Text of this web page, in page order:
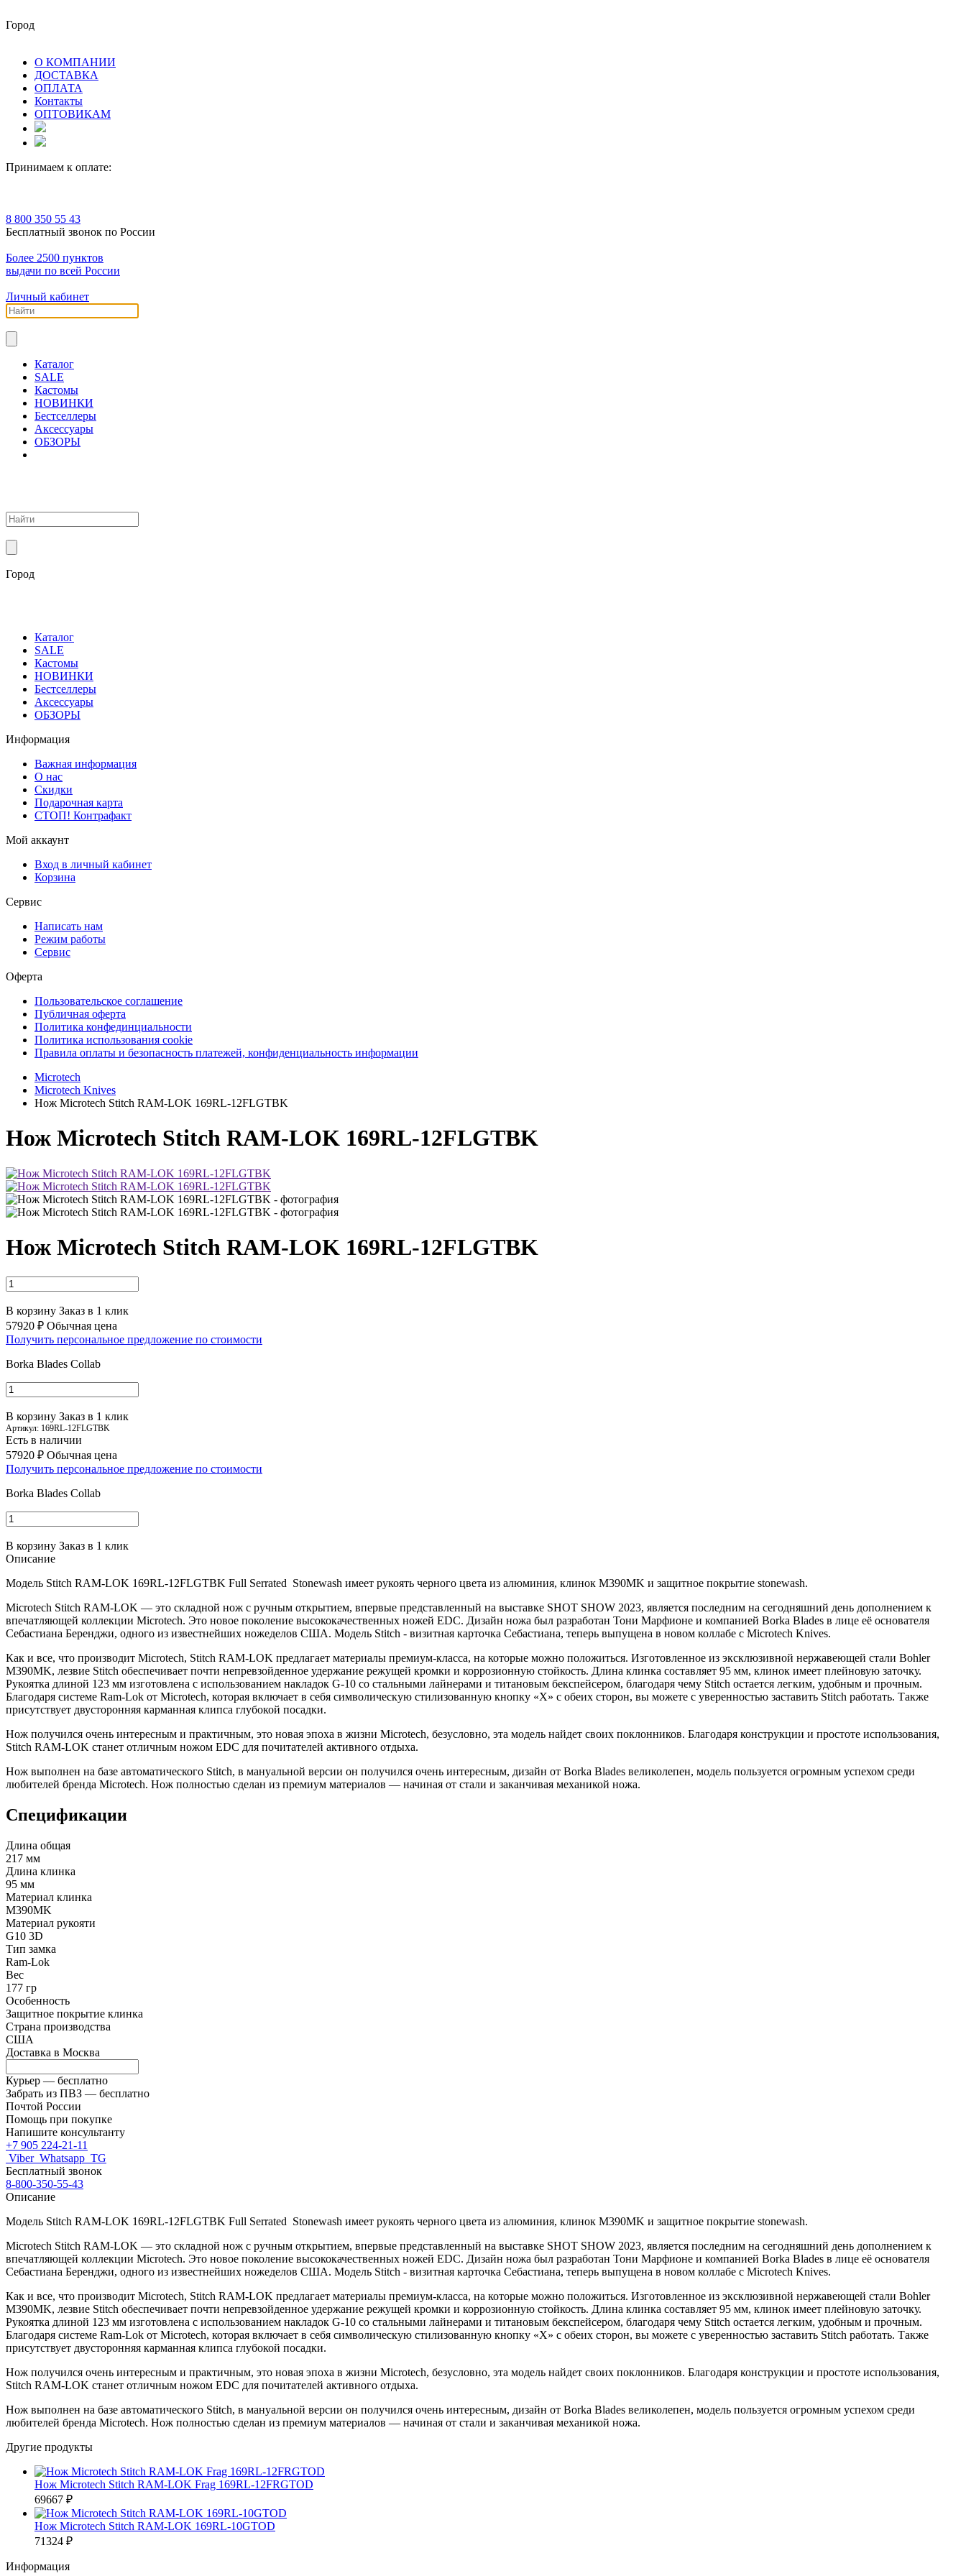
Город
О КОМПАНИИ
ДОСТАВКА
ОПЛАТА
Контакты
ОПТОВИКАМ
Принимаем к оплате:
8 800 350 55 43
Бесплатный звонок по России
Более 2500 пунктов
выдачи по всей России
Личный кабинет
Каталог
SALE
Кастомы
НОВИНКИ
Бестселлеры
Аксессуары
ОБЗОРЫ
Город
Каталог
SALE
Кастомы
НОВИНКИ
Бестселлеры
Аксессуары
ОБЗОРЫ
Информация
Важная информация
О нас
Скидки
Подарочная карта
СТОП! Контрафакт
Мой аккаунт
Вход в личный кабинет
Корзина
Сервис
Написать нам
Режим работы
Сервис
Оферта
Пользовательское соглашение
Публичная оферта
Политика конфединциальности
Политика использования cookie
Правила оплаты и безопасность платежей, конфиденциальность информации
Microtech
Microtech Knives
Нож Microtech Stitch RAM-LOK 169RL-12FLGTBK
Нож Microtech Stitch RAM-LOK 169RL-12FLGTBK
Нож Microtech Stitch RAM-LOK 169RL-12FLGTBK
В корзину Заказ в 1 клик
57920 ₽ Обычная цена
Получить персональное предложение по стоимости
Borka Blades Collab
В корзину Заказ в 1 клик
Артикул: 169RL-12FLGTBK
Есть в наличии
57920 ₽ Обычная цена
Получить персональное предложение по стоимости
Borka Blades Collab
В корзину Заказ в 1 клик
Описание
Модель Stitch RAM-LOK 169RL-12FLGTBK Full Serrated Stonewash имеет рукоять черного цвета из алюминия, клинок M390MK и защитное покрытие stonewash.
Microtech Stitch RAM-LOK — это складной нож с ручным открытием, впервые представленный на выставке SHOT SHOW 2023, является последним на сегодняшний день дополнением к
впечатляющей коллекции Microtech. Это новое поколение высококачественных ножей EDC. Дизайн ножа был разработан Тони Марфионе и компанией Borka Blades в лице её основателя
Себастиана Беренджи, одного из известнейших ножеделов США. Модель Stitch - визитная карточка Себастиана, теперь выпущена в новом коллабе с Microtech Knives.
Как и все, что производит Microtech, Stitch RAM-LOK предлагает материалы премиум-класса, на которые можно положиться. Изготовленное из эксклюзивной нержавеющей стали Bohler
M390MK, лезвие Stitch обеспечивает почти непревзойденное удержание режущей кромки и коррозионную стойкость. Длина клинка составляет 95 мм, клинок имеет плейновую заточку.
Рукоятка длиной 123 мм изготовлена ​​с использованием накладок G-10 со стальными лайнерами и титановым бекспейсером, благодаря чему Stitch остается легким, удобным и прочным.
Благодаря системе Ram-Lok от Microtech, которая включает в себя символическую стилизованную кнопку «X» с обеих сторон, вы можете с уверенностью заставить Stitch работать. Также
присутствует двусторонняя карманная клипса глубокой посадки.
Нож получился очень интересным и практичным, это новая эпоха в жизни Microtech, безусловно, эта модель найдет своих поклонников. Благодаря конструкции и простоте использования,
Stitch RAM-LOK станет отличным ножом EDC для почитателей активного отдыха.
Нож выполнен на базе автоматического Stitch, в мануальной версии он получился очень интересным, дизайн от Borka Blades великолепен, модель пользуется огромным успехом среди
любителей бренда Microtech. Нож полностью сделан из премиум материалов — начиная от стали и заканчивая механикой ножа.
Спецификации
Длина общая
217 мм
Длина клинка
95 мм
Материал клинка
M390MK
Материал рукояти
G10 3D
Тип замка
Ram-Lok
Вес
177 гр
Особенность
Защитное покрытие клинка
Страна производства
США
Доставка в Москва
Курьер — бесплатно
Забрать из ПВЗ — бесплатно
Почтой России
Помощь при покупке
Напишите консультанту
+7 905 224-21-11
Viber Whatsapp TG
Бесплатный звонок
8-800-350-55-43
Описание
Модель Stitch RAM-LOK 169RL-12FLGTBK Full Serrated Stonewash имеет рукоять черного цвета из алюминия, клинок M390MK и защитное покрытие stonewash.
Microtech Stitch RAM-LOK — это складной нож с ручным открытием, впервые представленный на выставке SHOT SHOW 2023, является последним на сегодняшний день дополнением к
впечатляющей коллекции Microtech. Это новое поколение высококачественных ножей EDC. Дизайн ножа был разработан Тони Марфионе и компанией Borka Blades в лице её основателя
Себастиана Беренджи, одного из известнейших ножеделов США. Модель Stitch - визитная карточка Себастиана, теперь выпущена в новом коллабе с Microtech Knives.
Как и все, что производит Microtech, Stitch RAM-LOK предлагает материалы премиум-класса, на которые можно положиться. Изготовленное из эксклюзивной нержавеющей стали Bohler
M390MK, лезвие Stitch обеспечивает почти непревзойденное удержание режущей кромки и коррозионную стойкость. Длина клинка составляет 95 мм, клинок имеет плейновую заточку.
Рукоятка длиной 123 мм изготовлена ​​с использованием накладок G-10 со стальными лайнерами и титановым бекспейсером, благодаря чему Stitch остается легким, удобным и прочным.
Благодаря системе Ram-Lok от Microtech, которая включает в себя символическую стилизованную кнопку «X» с обеих сторон, вы можете с уверенностью заставить Stitch работать. Также
присутствует двусторонняя карманная клипса глубокой посадки.
Нож получился очень интересным и практичным, это новая эпоха в жизни Microtech, безусловно, эта модель найдет своих поклонников. Благодаря конструкции и простоте использования,
Stitch RAM-LOK станет отличным ножом EDC для почитателей активного отдыха.
Нож выполнен на базе автоматического Stitch, в мануальной версии он получился очень интересным, дизайн от Borka Blades великолепен, модель пользуется огромным успехом среди
любителей бренда Microtech. Нож полностью сделан из премиум материалов — начиная от стали и заканчивая механикой ножа.
Другие продукты
Нож Microtech Stitch RAM-LOK Frag 169RL-12FRGTOD
69667 ₽
Нож Microtech Stitch RAM-LOK 169RL-10GTOD
71324 ₽
Информация